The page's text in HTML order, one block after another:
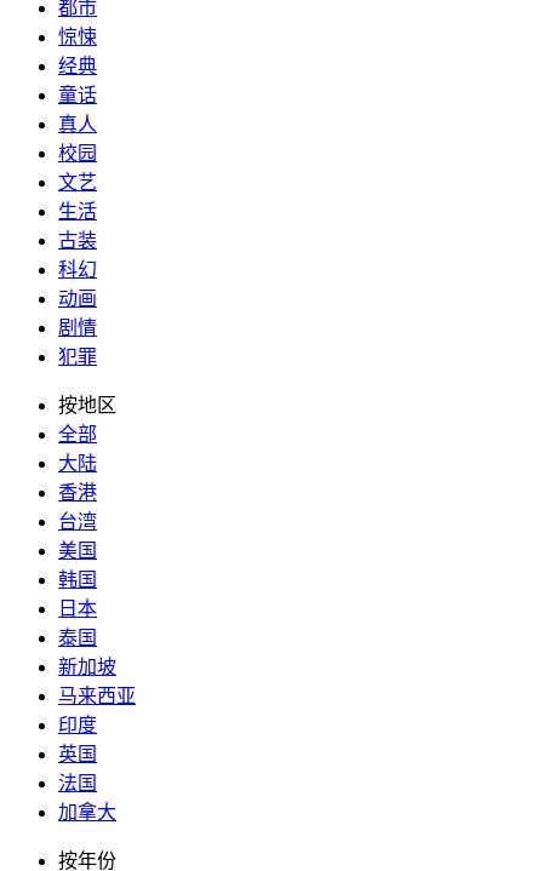
都市
惊悚
经典
童话
真人
校园
文艺
生活
古装
科幻
动画
剧情
犯罪
按地区
全部
大陆
香港
台湾
美国
韩国
日本
泰国
新加坡
马来西亚
印度
英国
法国
加拿大
按年份